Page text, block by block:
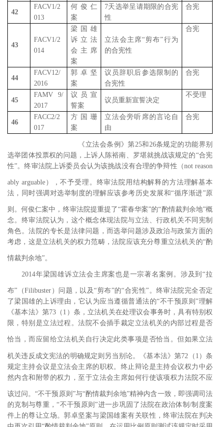
42
FACV1/2
013
何俊仁
案
7天选举呈请期限的合宪
性
合宪
43
FACV1/2
014
梁国雄
诉立法
会主席
案
立法会主席“剪布”行为
的合宪性
合宪
44
FACV12/
2016
郭卓坚
案
议员辞职后参选限制的
合宪性
合宪
45
FAMV 9/
2017
议员宣
誓案
议员重新宣誓决定
不受理
46
FACC2/2
017
方国珊
案
立法会旁听席的言论自
由
合宪
《立法会条例》第25和 26条规定的功能界别
选举团体投票权的问题，上诉人陈裕南、罗堪就挑战该规定的“合宪
性”。终审法院上诉委员会认为该挑战没有合理的争辩性（not reason
ably arguable），不予受理。 终审法院用结构解释的方法理解基本
法，同时强调对选举制度的理解应该参考历史发展和“循序渐进”原
则。何俊仁案中，终审法院提重提了“霍春华案”的“酌情裁判余地”概
念。终审法院认为，这个概念体现法院与立法、行政机关不同宪制
角色。法院的专长是法律问题，而选举问题涉及政治与政策方面的
考虑，这是立法机关的权力范畴，法院应该充分尊重立法机关的“酌
情裁判余地”。
2014年梁国雄诉立法会主席案也是一宗著名案例。涉及到“拉
布” （Filibuster ）问题，以及“剪布”的“合宪性”。终审法院完全否定
了梁国雄的上诉理由，它认为应当遵循普通法的“不干预原则”理解
《基本法》第73 （ 1 ）条，立法机关在处理议会事务时，具有特别权
限，特别是立法过程。法院不会插手裁定立法机关的内部过程是否
恰当，而应留给立法机关自行决定此类事项是否恰当。但如果立法
机关违反成文宪法的明确规定则另当别论。 《基本法》第72 （ 1 ）条
规定主持会议是立法会主席的职权。终止辩论是主持会议权力中必
然内含和附带的权力，至于立法会主席如何行使该项权力法院不应
该过问。“不干预原则”与“酌情裁判余地”精神内含一致，即强调司法
的克制与尊重，“不干预原则”进一步巩固了法院在政治体制 /制度案
件上的尊让立场。郭卓坚案与梁国雄案有关联性，终审法院在判决